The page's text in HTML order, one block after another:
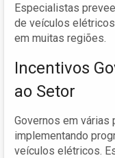
Especialistas
de veículos
em muitas regiões.
Incentivos
ao Setor
Governos em várias
implementando
veículos elétricos.